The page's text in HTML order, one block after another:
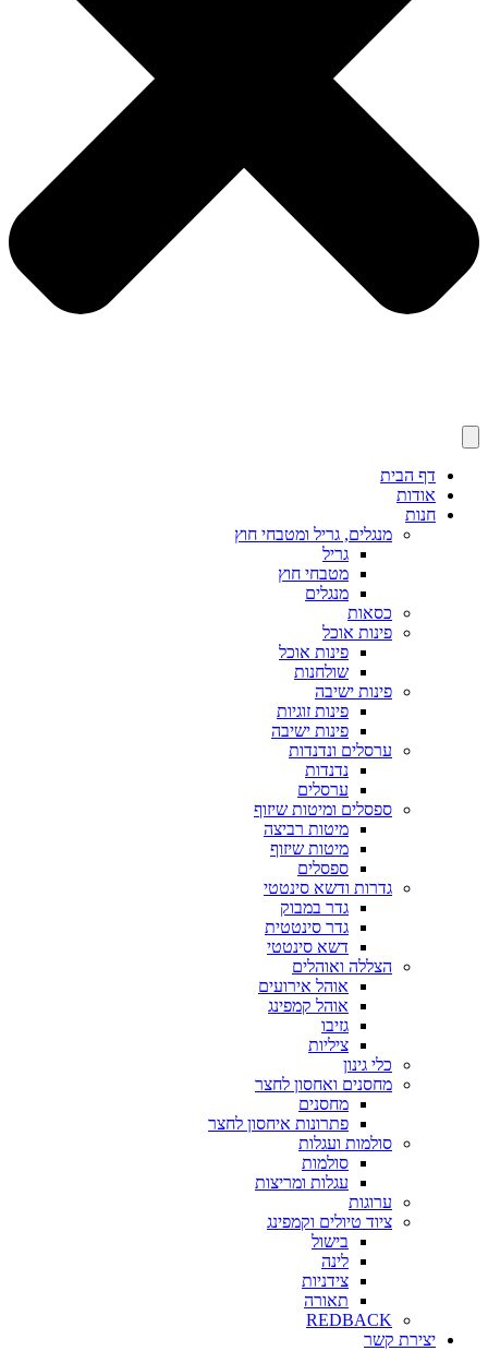
דף הבית
אודות
חנות
מנגלים, גריל ומטבחי חוץ
גריל
מטבחי חוץ
מנגלים
כסאות
פינות אוכל
פינות אוכל
שולחנות
פינות ישיבה
פינות זוגיות
פינות ישיבה
ערסלים ונדנדות
נדנדות
ערסלים
ספסלים ומיטות שיזוף
מיטות רביצה
מיטות שיזוף
ספסלים
גדרות ודשא סינטטי
גדר במבוק
גדר סינטטית
דשא סינטטי
הצללה ואוהלים
אוהל אירועים
אוהל קמפינג
גזיבו
ציליות
כלי גינון
מחסנים ואחסון לחצר
מחסנים
פתרונות איחסון לחצר
סולמות ועגלות
סולמות
עגלות ומריצות
ערוגות
ציוד טיולים וקמפינג
בישול
לינה
צידניות
תאורה
REDBACK
יצירת קשר